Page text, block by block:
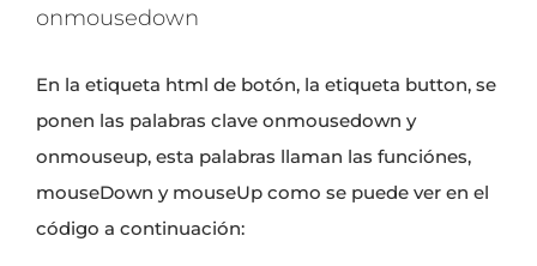
onmousedown
En la etiqueta html de botón, la etiqueta button, se
ponen las palabras clave onmousedown y
onmouseup, esta palabras llaman las funciónes,
mouseDown y mouseUp como se puede ver en el
código a continuación: